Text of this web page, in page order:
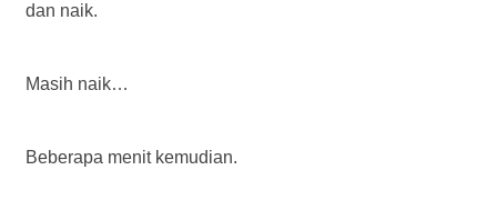
dan naik.
Masih naik…
Beberapa menit kemudian.